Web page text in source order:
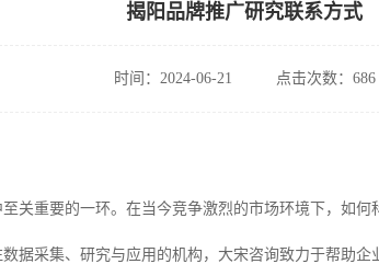
揭阳品牌推广研究联系方式
时间：2024-06-21 点击次数：686
关重要的一环。在当今竞争激烈的市场环境下，如
据采集、研究与应用的机构，大宋咨询致力于帮助企